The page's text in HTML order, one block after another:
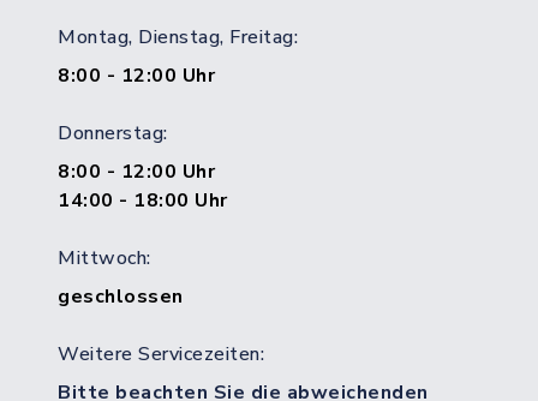
Montag, Dienstag, Freitag:
8:00 - 12:00 Uhr
Donnerstag:
8:00 - 12:00 Uhr
14:00 - 18:00 Uhr
Mittwoch:
geschlossen
Weitere Servicezeiten:
Bitte beachten Sie die abweichenden